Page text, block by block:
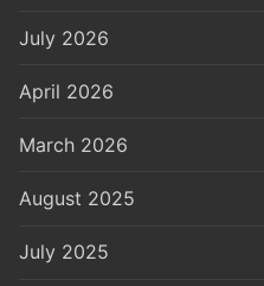
July 2026
April 2026
March 2026
August 2025
July 2025